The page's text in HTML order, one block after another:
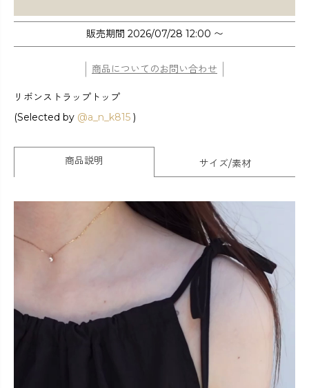
販売期間 2026/07/28 12:00 〜
商品についてのお問い合わせ
リボンストラップトップ
(Selected by @a_n_k815 )
商品説明 サイズ/素材